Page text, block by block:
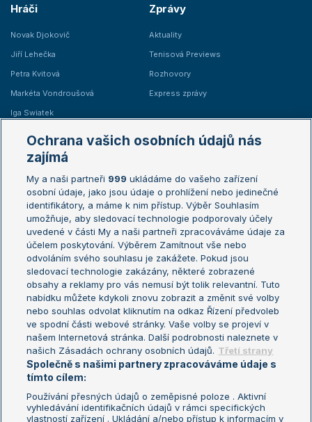
Hráči
Novak Djokovič
Jiří Lehečka
Petra Kvitová
Markéta Vondroušová
Iga Swiatek
Zprávy
Aktuality
Tenisová Previews
Rozhovory
Express zprávy
Žebříčky
Žebříček ATP (muži)
Žebříček WTA (ženy)
Sázkařský žebříček
Australian Open
French Open
Wimbledon
US Open
Turnaj mistrů
Turnaj mistryň
Aktualní trendy
Fotbalové přestupy
Livesport Daily
LS Prague Open
Ochrana vašich osobních údajů nás
zajímá
My a naši partneři 999 ukládáme do vašeho zařízení
osobní údaje, jako jsou údaje o prohlížení nebo jedinečné
identifikátory, a máme k nim přístup. Výběr Souhlasím
umožňuje, aby sledovací technologie podporovaly účely
uvedené v části My a naši partneři zpracováváme údaje za
účelem poskytování. Výběrem Zamítnout vše nebo
odvoláním svého souhlasu je zakážete. Pokud jsou
sledovací technologie zakázány, některé zobrazené
obsahy a reklamy pro vás nemusí být tolik relevantní. Tuto
nabídku můžete kdykoli znovu zobrazit a změnit své volby
nebo souhlas odvolat kliknutím na odkaz Řízení předvoleb
ve spodní části webové stránky. Vaše volby se projeví v
našem Internetová stránka. Další podrobnosti naleznete v
našich Zásadách ochrany osobních údajů. Třetí strany
Společně s našimi partnery zpracováváme údaje s
tímto cílem:
Používání přesných údajů o zeměpisné poloze . Aktivní
vyhledávání identifikačních údajů v rámci specifických
vlastností zařízení . Ukládání a/nebo přístup k informacím v